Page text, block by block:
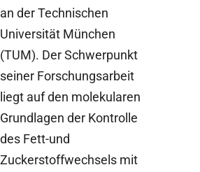
an der Technischen
Universität München
(TUM). Der Schwerpunkt
seiner Forschungsarbeit
liegt auf den molekularen
Grundlagen der Kontrolle
des Fett-und
Zuckerstoffwechsels mit